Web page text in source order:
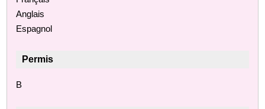
Anglais
Espagnol
Permis
B